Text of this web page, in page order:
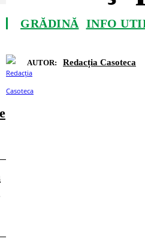
GRĂDINĂ INFO
AUTOR: Redacția Casoteca